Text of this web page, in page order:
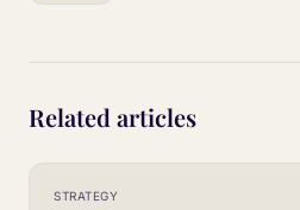
Related articles
STRATEGY